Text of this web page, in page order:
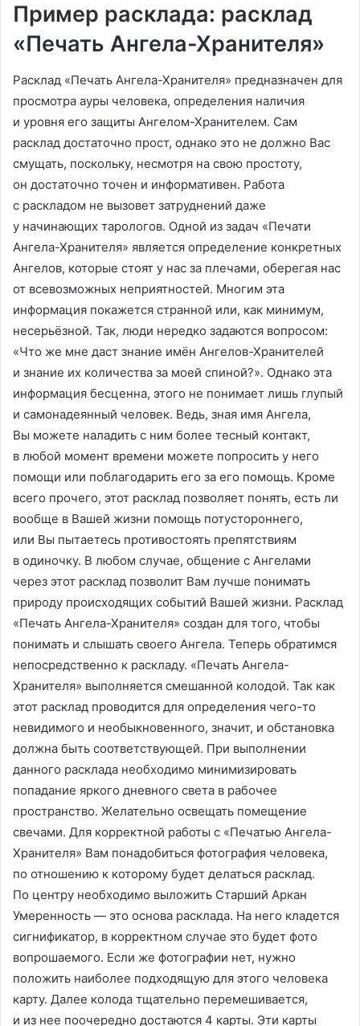
Пример расклада: расклад
«Печать Ангела-Хранителя»
Расклад «Печать Ангела-Хранителя» предназначен для
просмотра ауры человека, определения наличия
и уровня его защиты Ангелом-Хранителем. Сам
расклад достаточно прост, однако это не должно Вас
смущать, поскольку, несмотря на свою простоту,
он достаточно точен и информативен. Работа
с раскладом не вызовет затруднений даже
у начинающих тарологов. Одной из задач «Печати
Ангела-Хранителя» является определение конкретных
Ангелов, которые стоят у нас за плечами, оберегая нас
от всевозможных неприятностей. Многим эта
информация покажется странной или, как минимум,
несерьёзной. Так, люди нередко задаются вопросом:
«Что же мне даст знание имён Ангелов-Хранителей
и знание их количества за моей спиной?». Однако эта
информация бесценна, этого не понимает лишь глупый
и самонадеянный человек. Ведь, зная имя Ангела,
Вы можете наладить с ним более тесный контакт,
в любой момент времени можете попросить у него
помощи или поблагодарить его за его помощь. Кроме
всего прочего, этот расклад позволяет понять, есть ли
вообще в Вашей жизни помощь потустороннего,
или Вы пытаетесь противостоять препятствиям
в одиночку. В любом случае, общение с Ангелами
через этот расклад позволит Вам лучше понимать
природу происходящих событий Вашей жизни. Расклад
«Печать Ангела-Хранителя» создан для того, чтобы
понимать и слышать своего Ангела. Теперь обратимся
непосредственно к раскладу. «Печать Ангела-
Хранителя» выполняется смешанной колодой. Так как
этот расклад проводится для определения чего-то
невидимого и необыкновенного, значит, и обстановка
должна быть соответствующей. При выполнении
данного расклада необходимо минимизировать
попадание яркого дневного света в рабочее
пространство. Желательно освещать помещение
свечами. Для корректной работы с «Печатью Ангела-
Хранителя» Вам понадобиться фотография человека,
по отношению к которому будет делаться расклад.
По центру необходимо выложить Старший Аркан
Умеренность — это основа расклада. На него кладется
сигнификатор, в корректном случае это будет фото
вопрошаемого. Если же фотографии нет, нужно
положить наиболее подходящую для этого человека
карту. Далее колода тщательно перемешивается,
и из нее поочередно достаются 4 карты. Эти карты